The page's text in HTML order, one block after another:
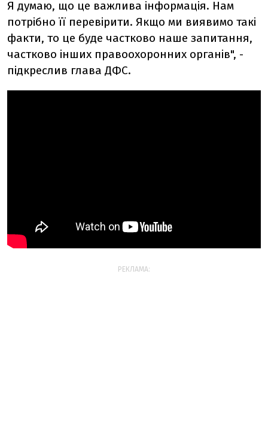
Я думаю, що це важлива інформація. Нам
потрібно її перевірити. Якщо ми виявимо такі
факти, то це буде частково наше запитання,
частково інших правоохоронних органів", -
підкреслив глава ДФС.
РЕКЛАМА: